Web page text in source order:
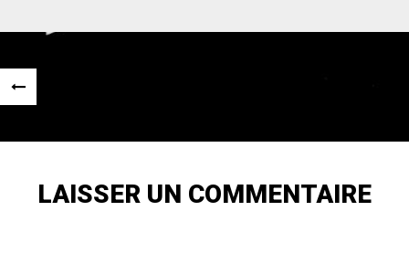
Navigation
LAISSER UN COMMENTAIRE